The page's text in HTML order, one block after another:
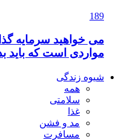
189
می خواهید سرمایه
مواردی است که باید
شیوه زندگی
همه
سلامتی
غذا
مد و فشن
مسافرت